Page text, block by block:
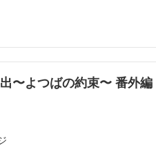
〜よつばの約束〜 番外編